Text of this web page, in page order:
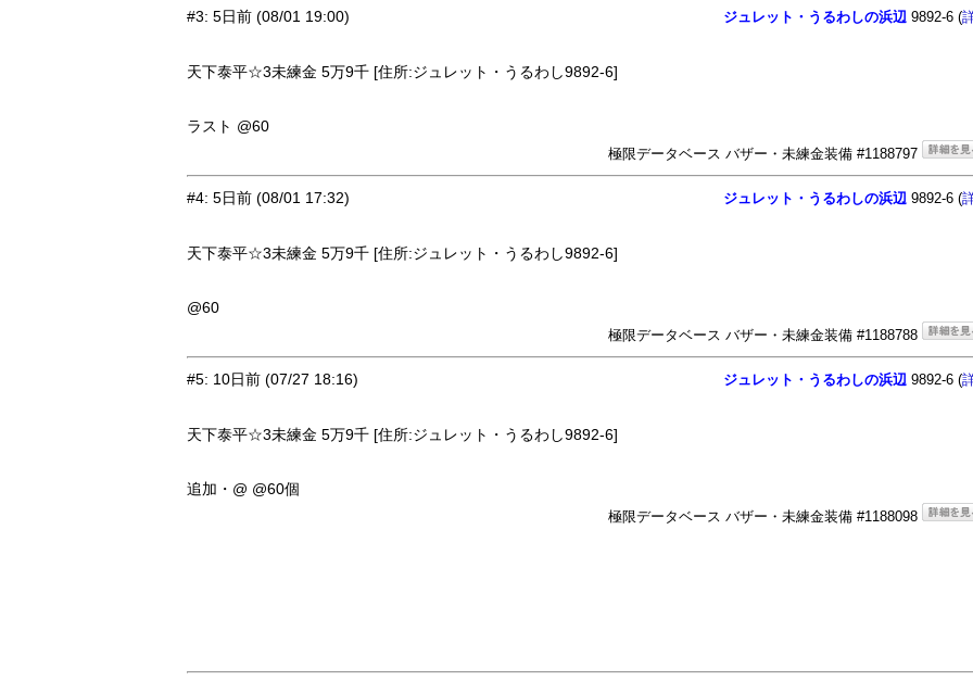
#3: 5日前 (08/01 19:00) ジュレット・うるわしの浜辺 9892-6 (
天下泰平☆3未練金 5万9千 [住所:ジュレット・うるわし9892-6]
ラスト @60
極限データベース バザー・未練金装備 #1188797
#4: 5日前 (08/01 17:32) ジュレット・うるわしの浜辺 9892-6 (
天下泰平☆3未練金 5万9千 [住所:ジュレット・うるわし9892-6]
@60
極限データベース バザー・未練金装備 #1188788
#5: 10日前 (07/27 18:16) ジュレット・うるわしの浜辺 9892-6 (
天下泰平☆3未練金 5万9千 [住所:ジュレット・うるわし9892-6]
追加・@ @60個
極限データベース バザー・未練金装備 #1188098